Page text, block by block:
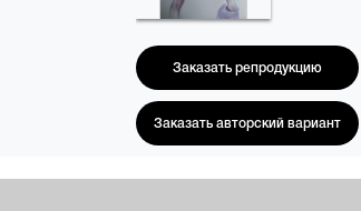
Заказать репродукцию
Заказать авторский вариант